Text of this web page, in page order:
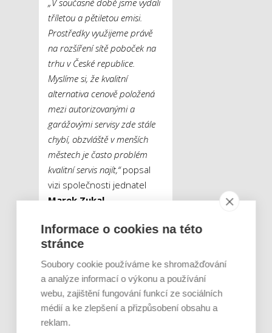
„V současné době jsme vydali
tříletou a pětiletou emisi.
Prostředky využijeme právě
na rozšíření sítě poboček na
trhu v České republice.
Myslíme si, že kvalitní
alternativa cenově položená
mezi autorizovanými a
garážovými servisy zde stále
chybí, obzvláště v menších
městech je často problém
kvalitní servis najít,“popsal
vizi společnosti jednatel
Marek Zukal
ŠTÍTKY :
Milionové
investice
QSC
Informace o cookies na této
stránce
Soubory cookie používáme ke shromažďování
a analýze informací o výkonu a používání
webu, zajištění fungování funkcí ze sociálních
médií a ke zlepšení a přizpůsobení obsahu a
reklam.